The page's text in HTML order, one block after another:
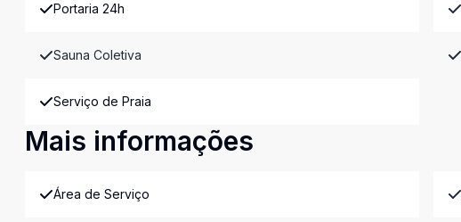
Portaria 24h
Sauna Coletiva
Serviço de Praia
Mais informações
Área de Serviço